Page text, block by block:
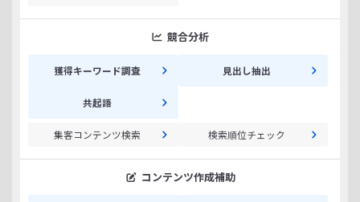
競合分析
獲得キーワード調査 見出し抽出
共起語
集客コンテンツ検索 検索順位チェック
コンテンツ作成補助